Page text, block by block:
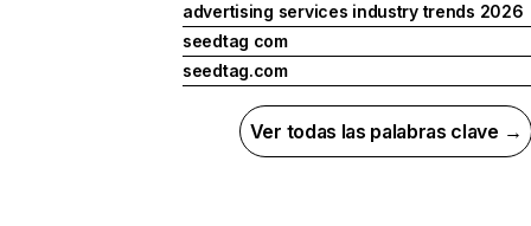
advertising services industry trends 2026
seedtag com
seedtag.com
Ver todas las palabras clave →